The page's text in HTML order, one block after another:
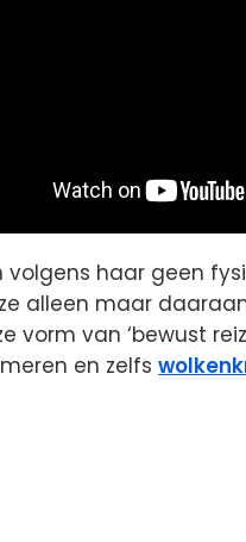
volgens haar geen
alleen maar
vorm van ‘bewust
en zelfs